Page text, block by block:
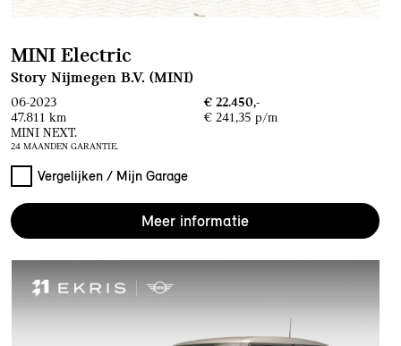
MINI Electric
Story Nijmegen B.V. (MINI)
06-2023
€ 22.450,-
47.811 km
€ 241,35 p/m
MINI NEXT.
24 MAANDEN GARANTIE.
Vergelijken / Mijn Garage
Meer informatie